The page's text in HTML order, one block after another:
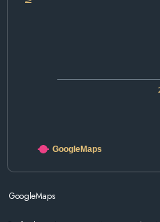
GoogleMaps
GoogleMaps